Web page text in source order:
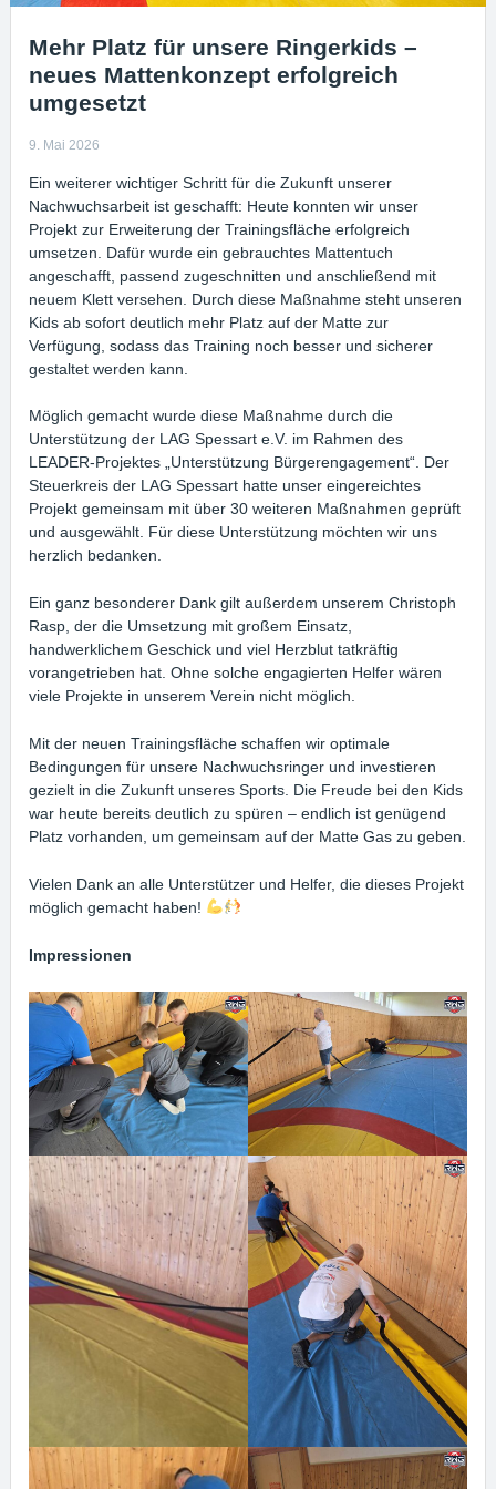
Mehr Platz für unsere Ringerkids –
neues Mattenkonzept erfolgreich
umgesetzt
9. Mai 2026
Ein weiterer wichtiger Schritt für die Zukunft unserer
Nachwuchsarbeit ist geschafft: Heute konnten wir unser
Projekt zur Erweiterung der Trainingsfläche erfolgreich
umsetzen. Dafür wurde ein gebrauchtes Mattentuch
angeschafft, passend zugeschnitten und anschließend mit
neuem Klett versehen. Durch diese Maßnahme steht unseren
Kids ab sofort deutlich mehr Platz auf der Matte zur
Verfügung, sodass das Training noch besser und sicherer
gestaltet werden kann.
Möglich gemacht wurde diese Maßnahme durch die
Unterstützung der LAG Spessart e.V. im Rahmen des
LEADER-Projektes „Unterstützung Bürgerengagement“. Der
Steuerkreis der LAG Spessart hatte unser eingereichtes
Projekt gemeinsam mit über 30 weiteren Maßnahmen geprüft
und ausgewählt. Für diese Unterstützung möchten wir uns
herzlich bedanken.
Ein ganz besonderer Dank gilt außerdem unserem Christoph
Rasp, der die Umsetzung mit großem Einsatz,
handwerklichem Geschick und viel Herzblut tatkräftig
vorangetrieben hat. Ohne solche engagierten Helfer wären
viele Projekte in unserem Verein nicht möglich.
Mit der neuen Trainingsfläche schaffen wir optimale
Bedingungen für unsere Nachwuchsringer und investieren
gezielt in die Zukunft unseres Sports. Die Freude bei den Kids
war heute bereits deutlich zu spüren – endlich ist genügend
Platz vorhanden, um gemeinsam auf der Matte Gas zu geben.
Vielen Dank an alle Unterstützer und Helfer, die dieses Projekt
möglich gemacht haben!
Impressionen